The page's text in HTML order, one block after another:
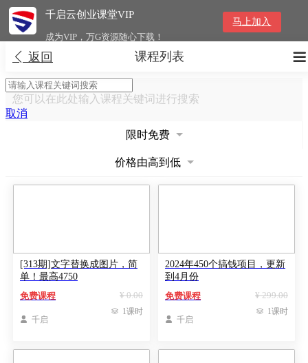
千启云创业课堂VIP
成为VIP，万G资源随心下载！
马上加入
 返回 
课程列表
您可以在此处输入课程关键词进行搜索
取消
限时免费
价格由高到低
[313期]文字替换成图片，简
单！最高4750
¥ 0.00
免费课程
 千启
 1课时
2024年450个搞钱项目，更新
到4月份
¥ 299.00
免费课程
 千启
 1课时